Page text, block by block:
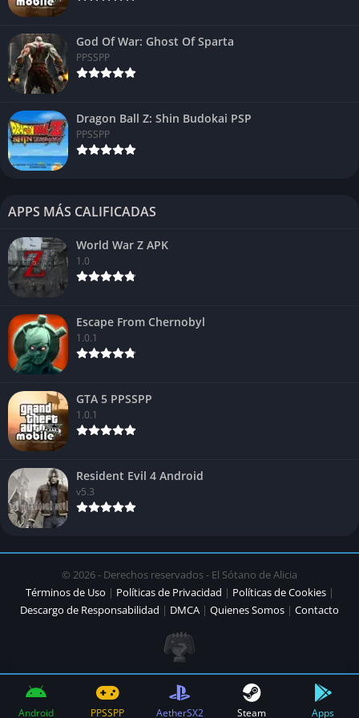
Categoría
Peso
Tipo
Personajes en Dead by Daylight Mobile
Poco antes de su fecha de lanzamiento se dieron a conocer sus
personajes lo
cuales se dividen en cazadores y sobrevivientes.
«The Cannibal»
«The Demogorgon»
«The Doctor»
«The Specter»
«The Clown»
«The villager»
«The sow»
God Of War: Ghost Of Sparta
PPSSPP
Dragon Ball Z: Shin Budokai PSP
PPSSPP
APPS MÁS CALIFICADAS
World War Z APK
1.0
Escape From Chernobyl
1.0.1
GTA 5 PPSSPP
1.0.1
Resident Evil 4 Android
v5.3
© 2026 - Derechos reservados - El Sótano de Alicia
Términos de Uso | Políticas de Privacidad | Políticas de Cookies|
Descargo de Responsabilidad | DMCA | Quienes Somos | Contacto
Android PPSSPP AetherSX2 Steam Apps